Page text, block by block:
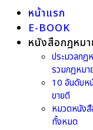
หน้าแรก
E-BOOK
หนังสือกฎหม
ประมวลกฎ
รวมกฎหมา
10 อันดับห
ขายดี
หมวดหนังสื
ทั้งหมด